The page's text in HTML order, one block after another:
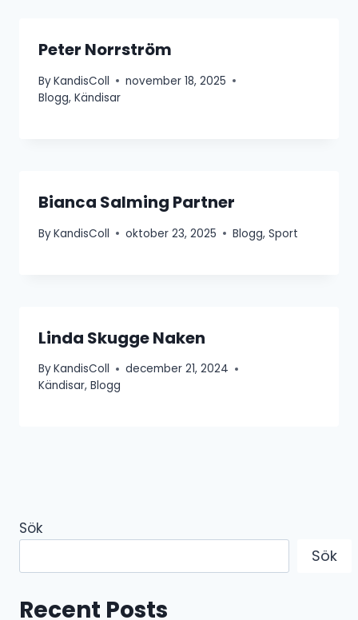
Peter Norrström
ByKandisColl
november 18, 2025
Blogg, Kändisar
Bianca Salming Partner
ByKandisColl oktober 23, 2025 Blogg,Sport
Linda Skugge Naken
ByKandisColl
december 21, 2024
Kändisar, Blogg
Sök
Sök
Recent Posts